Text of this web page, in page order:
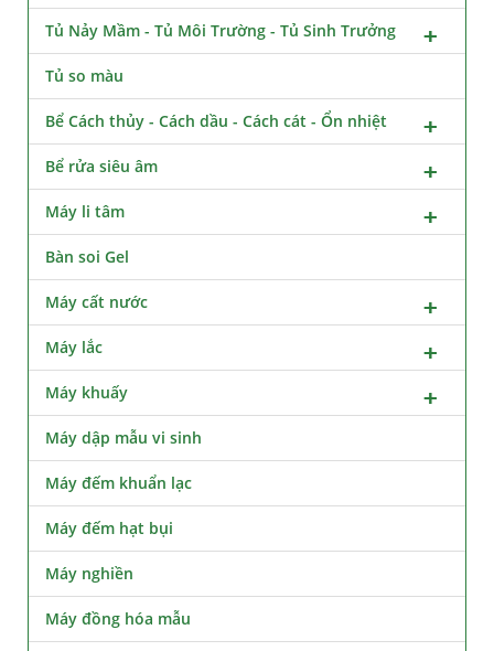
Tủ Nảy Mầm - Tủ Môi Trường - Tủ Sinh Trưởng
Tủ so màu
Bể Cách thủy - Cách dầu - Cách cát - Ổn nhiệt
Bể rửa siêu âm
Máy li tâm
Bàn soi Gel
Máy cất nước
Máy lắc
Máy khuấy
Máy dập mẫu vi sinh
Máy đếm khuẩn lạc
Máy đếm hạt bụi
Máy nghiền
Máy đồng hóa mẫu